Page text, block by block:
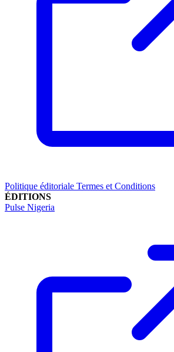
Politique éditoriale Termes et Conditions
ÉDITIONS
Pulse Nigeria